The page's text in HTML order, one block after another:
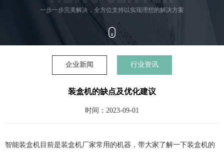
一步一步完美解决，全方位支持以实现理想的解决方案
企业新闻 行业资讯
装盒机的缺点及优化建议
时间：2023-09-01
智能装盒机目前是装盒机厂家常用的机器，带大家了解一下装盒机的